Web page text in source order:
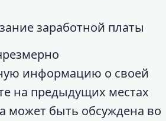
заработной платы
информацию о своей
на предыдущих местах
может быть обсуждена во